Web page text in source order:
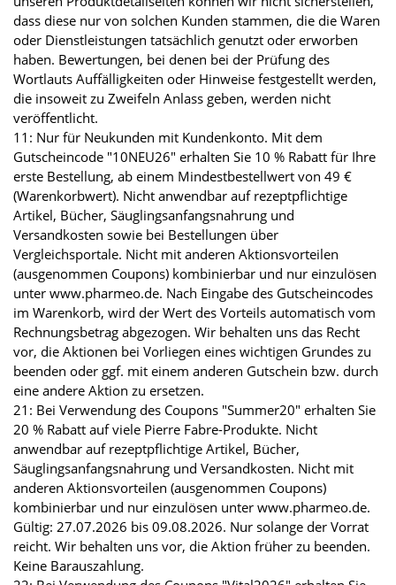
dass diese nur von solchen Kunden stammen, die die Waren
oder Dienstleistungen tatsächlich genutzt oder erworben
haben. Bewertungen, bei denen bei der Prüfung des
Wortlauts Auffälligkeiten oder Hinweise festgestellt werden,
die insoweit zu Zweifeln Anlass geben, werden nicht
veröffentlicht.
11: Nur für Neukunden mit Kundenkonto. Mit dem
Gutscheincode "10NEU26" erhalten Sie 10 % Rabatt für Ihre
erste Bestellung, ab einem Mindestbestellwert von 49 €
(Warenkorbwert). Nicht anwendbar auf rezeptpflichtige
Artikel, Bücher, Säuglingsanfangsnahrung und
Versandkosten sowie bei Bestellungen über
Vergleichsportale. Nicht mit anderen Aktionsvorteilen
(ausgenommen Coupons) kombinierbar und nur einzulösen
unter www.pharmeo.de. Nach Eingabe des Gutscheincodes
im Warenkorb, wird der Wert des Vorteils automatisch vom
Rechnungsbetrag abgezogen. Wir behalten uns das Recht
vor, die Aktionen bei Vorliegen eines wichtigen Grundes zu
beenden oder ggf. mit einem anderen Gutschein bzw. durch
eine andere Aktion zu ersetzen.
21: Bei Verwendung des Coupons "Summer20" erhalten Sie
20 % Rabatt auf viele Pierre Fabre-Produkte. Nicht
anwendbar auf rezeptpflichtige Artikel, Bücher,
Säuglingsanfangsnahrung und Versandkosten. Nicht mit
anderen Aktionsvorteilen (ausgenommen Coupons)
kombinierbar und nur einzulösen unter www.pharmeo.de.
Gültig: 27.07.2026 bis 09.08.2026. Nur solange der Vorrat
reicht. Wir behalten uns vor, die Aktion früher zu beenden.
Keine Barauszahlung.